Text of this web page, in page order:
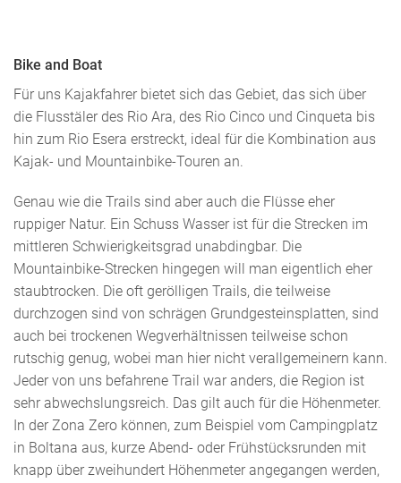
Bike and Boat
Für uns Kajakfahrer bietet sich das Gebiet, das sich über
die Flusstäler des Rio Ara, des Rio Cinco und Cinqueta bis
hin zum Rio Esera erstreckt, ideal für die Kombination aus
Kajak- und Mountainbike-Touren an.
Genau wie die Trails sind aber auch die Flüsse eher
ruppiger Natur. Ein Schuss Wasser ist für die Strecken im
mittleren Schwierigkeitsgrad unabdingbar. Die
Mountainbike-Strecken hingegen will man eigentlich eher
staubtrocken. Die oft gerölligen Trails, die teilweise
durchzogen sind von schrägen Grundgesteinsplatten, sind
auch bei trockenen Wegverhältnissen teilweise schon
rutschig genug, wobei man hier nicht verallgemeinern kann.
Jeder von uns befahrene Trail war anders, die Region ist
sehr abwechslungsreich. Das gilt auch für die Höhenmeter.
In der Zona Zero können, zum Beispiel vom Campingplatz
in Boltana aus, kurze Abend- oder Frühstücksrunden mit
knapp über zweihundert Höhenmeter angegangen werden,